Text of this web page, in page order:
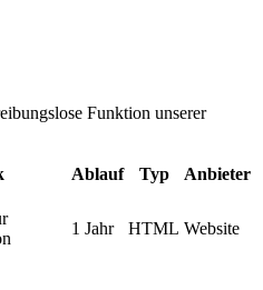
Funktion unserer
Ablauf Typ Anbieter
1 Jahr HTML Website